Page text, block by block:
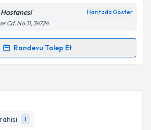
1
Haritada Göster
Cd. No:11, 34724
Randevu Talep Et
Talebi
e-posta ile bilgilendireceğiz.